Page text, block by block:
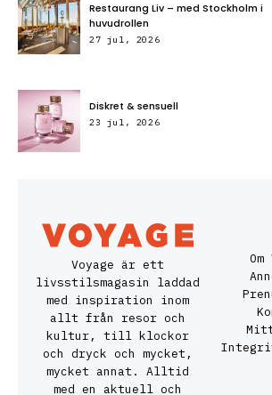
Restaurang Liv – med Stockholm i
huvudrollen
27 jul, 2026
Diskret & sensuell
23 jul, 2026
Voyage är ett
livsstilsmagasin laddad
med inspiration inom
allt från resor och
kultur, till klockor
och dryck och mycket,
mycket annat. Alltid
med en aktuell och
Om